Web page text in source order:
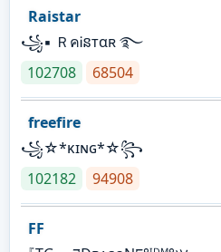
Raistar
꧁▪ ＲคᎥនтαʀ ࿐
102708
68504
freefire
꧁☆*κɪɴɢ*☆꧂
102182
94908
FF